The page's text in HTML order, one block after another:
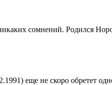
сомнений. Родился
еще не скоро обретет